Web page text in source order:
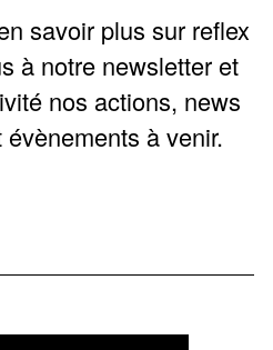
savoir plus sur reflex
à notre newsletter et
nos actions, news
à venir.